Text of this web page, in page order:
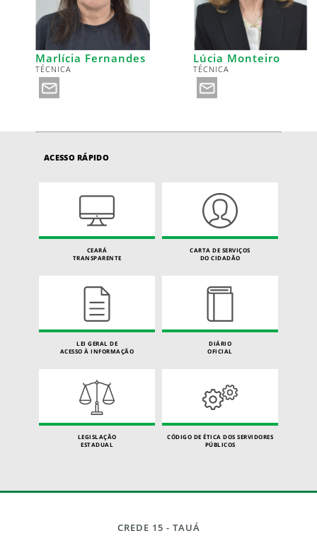
Marlícia Fernandes
TÉCNICA
Lúcia Monteiro
TÉCNICA
ACESSO RÁPIDO
CEARÁ
TRANSPARENTE
CARTA DE SERVIÇOS
DO CIDADÃO
LEI GERAL DE
ACESSO À INFORMAÇÃO
DIÁRIO
OFICIAL
LEGISLAÇÃO
ESTADUAL
CÓDIGO DE ÉTICA DOS SERVIDORES
PÚBLICOS
CREDE 15 - TAUÁ